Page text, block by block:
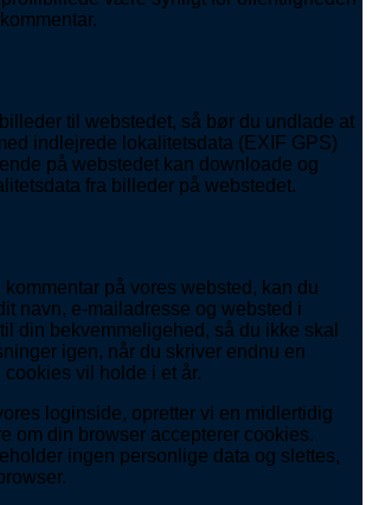
til webstedet, så bør du undlade at
indlejrede lokalitetsdata (EXIF GPS)
på webstedet kan downloade og
fra billeder på webstedet.
kommentar på vores websted, kan du
navn, e-mailadresse og websted i
din bekvemmeligehed, så du ikke skal
igen, når du skriver endnu en
cookies vil holde i et år.
loginside, opretter vi en midlertidig
om din browser accepterer cookies.
ingen personlige data og slettes,